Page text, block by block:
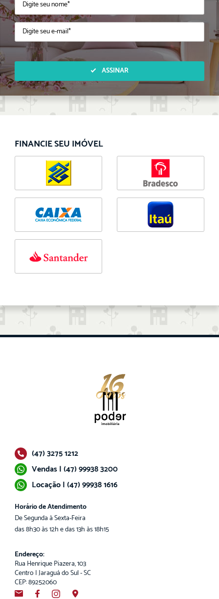
ASSINAR
FINANCIE SEU IMÓVEL
(47) 3275 1212
Vendas | (47) 99938 3200
Locação | (47) 99938 1616
Horário de Atendimento
De Segunda à Sexta-Feira
das 8h30 às 12h e das 13h às 18h15
Endereço:
Rua Henrique Piazera, 103
Centro | Jaraguá do Sul - SC
CEP: 89252060